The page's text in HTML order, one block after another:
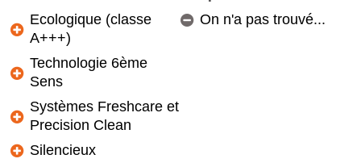
Ecologique (classe
A+++)
Technologie 6ème
Sens
Systèmes Freshcare et
Precision Clean
Silencieux
On n'a pas trouvé...